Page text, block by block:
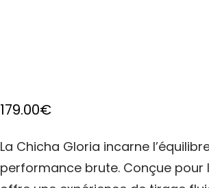
179.00€
La Chicha Gloria incarne
performance brute. Conçue pour